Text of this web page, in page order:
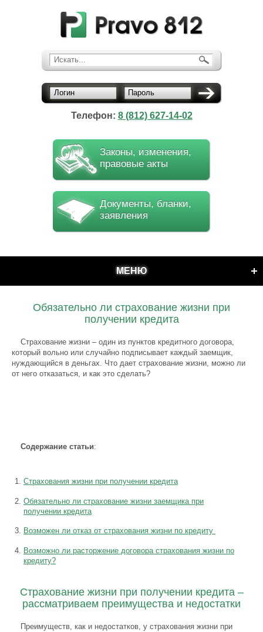
Искать...
Логин Пароль
Телефон: 8 (812) 627-14-02
Законы, изменения,
правовые акты
Документы, бланки,
заявления
МЕНЮ
Обязательно ли страхование жизни при
получении кредита
Страхование жизни – один из пунктов кредитного договора,
который вольно или случайно подписывает каждый заемщик,
нуждающийся в деньгах. Что дает страхование жизни, можно ли
от него отказаться, и как это сделать?
Содержание статьи:
Страхования жизни при получении кредита
Обязательно ли страхование жизни заемщика при
получении кредита
Возможен ли отказ от страхования жизни по кредиту
Возможно ли расторжение договора страхования жизни по
кредиту?
Страхование жизни при получении кредита –
рассматриваем преимущества и недостатки
Преимуществ, как и недостатков, у страхования жизни при